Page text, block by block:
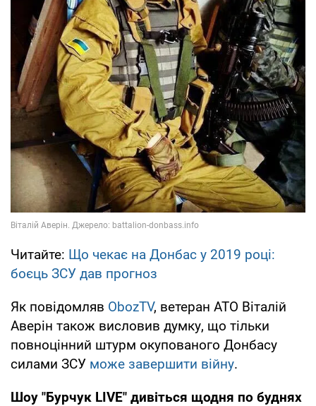
Читайте: Що чекає на Донбас у 2019 році:
боєць ЗСУ дав прогноз
Як повідомляв ObozTV, ветеран АТО Віталій
Аверін також висловив думку, що тільки
повноцінний штурм окупованого Донбасу
силами ЗСУ може завершити війну.
Шоу "Бурчук LIVE" дивіться щодня по буднях